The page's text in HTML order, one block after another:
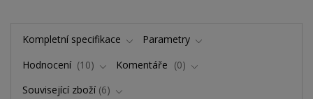
Kompletní specifikace
Parametry
Hodnocení
10 Komentáře
0
Související zboží 6